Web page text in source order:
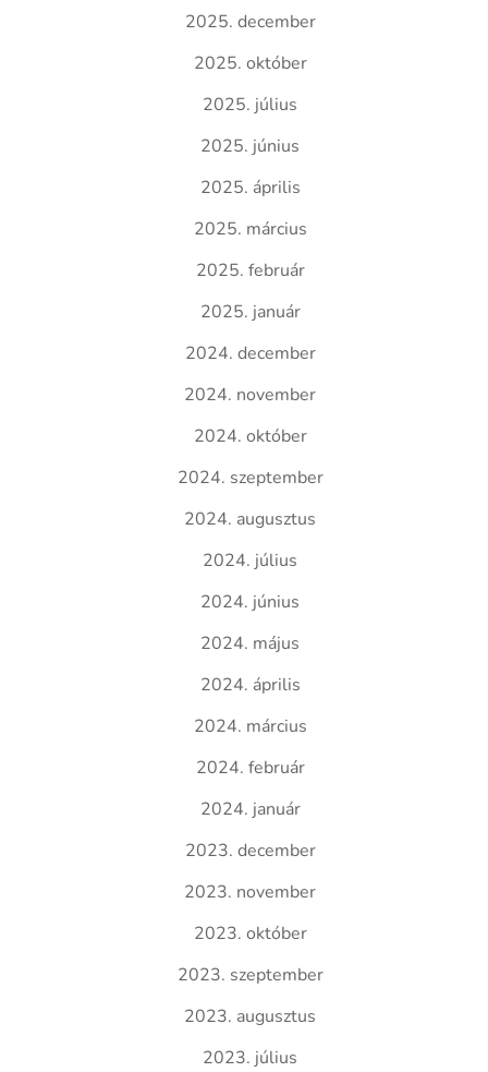
2025. december
2025. október
2025. július
2025. június
2025. április
2025. március
2025. február
2025. január
2024. december
2024. november
2024. október
2024. szeptember
2024. augusztus
2024. július
2024. június
2024. május
2024. április
2024. március
2024. február
2024. január
2023. december
2023. november
2023. október
2023. szeptember
2023. augusztus
2023. július